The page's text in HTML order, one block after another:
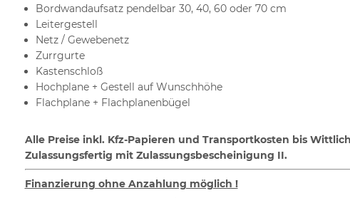
Bordwandaufsatz pendelbar 30, 40, 60 oder 70 cm
Leitergestell
Netz / Gewebenetz
Zurrgurte
Kastenschloß
Hochplane + Gestell auf Wunschhöhe
Flachplane + Flachplanenbügel
Alle Preise inkl. Kfz-Papieren und Transportkosten bis
Zulassungsfertig mit Zulassungsbescheinigung II.
Finanzierung ohne Anzahlung möglich !